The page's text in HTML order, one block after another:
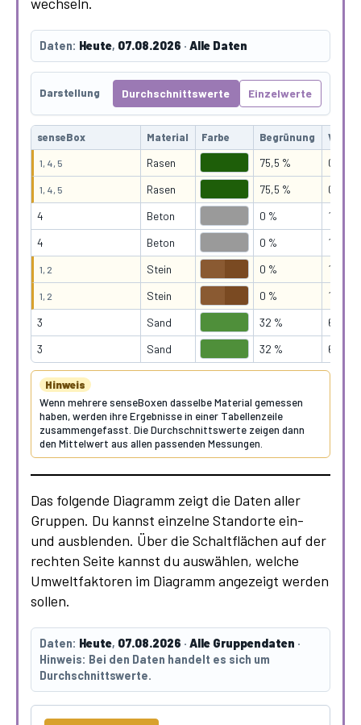
Daten: Heute, 07.08.2026 ·Alle Daten
Darstellung Durchschnittswerte Einzelwerte
senseBox Material Farbe Begrünung
1, 4, 5 Rasen 75,5 % 0 %
1, 4, 5 Rasen 75,5 %
0 %
4
Beton 0 %
100 %
4
Beton 0 % 100 %
1, 2 Stein 0 % 100 %
1, 2 Stein 0 %
100 %
3
Sand 32 %
68 %
3
Sand 32 % 68 %
Hinweis
Wenn mehrere senseBoxen dasselbe Material gemessen
haben, werden ihre Ergebnisse in einer Tabellenzeile
zusammengefasst. Die Durchschnittswerte zeigen dann
den Mittelwert aus allen passenden Messungen.
Das folgende Diagramm zeigt die Daten aller
Gruppen. Du kannst einzelne Standorte ein-
und ausblenden. Über die Schaltflächen auf der
rechten Seite kannst du auswählen, welche
Umweltfaktoren im Diagramm angezeigt werden
sollen.
Daten: Heute, 07.08.2026 ·Alle Gruppendaten ·
Hinweis: Bei den Daten handelt es sich um
Durchschnittswerte.